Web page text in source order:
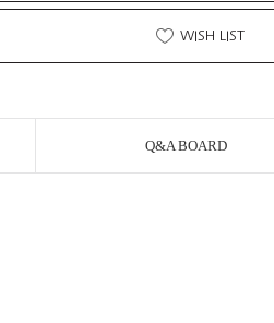
WISH LIST
Q&A BOARD